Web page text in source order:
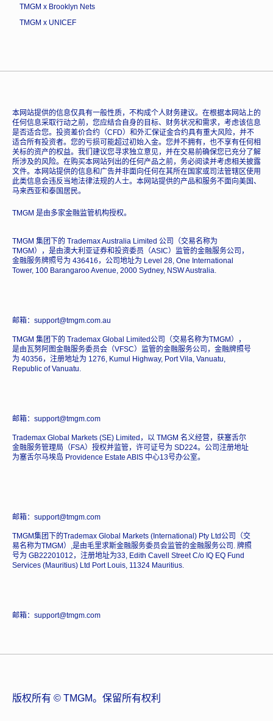
TMGM x Brooklyn Nets
TMGM x UNICEF
本网站提供的信息仅具有一般性质，不构成个人财务建议。在根据本网站上的
任何信息采取行动之前，您应结合自身的目标、财务状况和需求，考虑该信息
是否适合您。投资差价合约（CFD）和外汇保证金合约具有重大风险，并不
适合所有投资者。您的亏损可能超过初始入金。您并不拥有，也不享有任何相
关标的资产的权益。我们建议您寻求独立意见，并在交易前确保您已充分了解
所涉及的风险。在购买本网站列出的任何产品之前，务必阅读并考虑相关披露
文件。本网站提供的信息和广告并非面向任何在其所在国家或司法管辖区使用
此类信息会违反当地法律法规的人士。本网站提供的产品和服务不面向美国、
马来西亚和泰国居民。
TMGM 是由多家金融监管机构授权。
TMGM 集团下的 Trademax Australia Limited 公司（交易名称为
TMGM），是由澳大利亚证券和投资委员（ASIC）监管的金融服务公司，
金融服务牌照号为 436416，公司地址为 Level 28, One International
Tower, 100 Barangaroo Avenue, 2000 Sydney, NSW Australia.
邮箱：support@tmgm.com.au
TMGM 集团下的 Trademax Global Limited公司（交易名称为TMGM），
是由瓦努阿图金融服务委员会（VFSC）监管的金融服务公司，金融牌照号
为 40356，注册地址为 1276, Kumul Highway, Port Vila, Vanuatu,
Republic of Vanuatu.
邮箱：support@tmgm.com
Trademax Global Markets (SE) Limited，以 TMGM 名义经营，获塞舌尔
金融服务管理局（FSA）授权并监管，许可证号为 SD224。公司注册地址
为塞舌尔马埃岛 Providence Estate ABIS 中心13号办公室。
邮箱：support@tmgm.com
TMGM集团下的Trademax Global Markets (International) Pty Ltd公司（交
易名称为TMGM）,是由毛里求斯金融服务委员会监管的金融服务公司. 牌照
号为 GB22201012，注册地址为33, Edith Cavell Street C/o IQ EQ Fund
Services (Mauritius) Ltd Port Louis, 11324 Mauritius.
邮箱：support@tmgm.com
版权所有 © TMGM。保留所有权利